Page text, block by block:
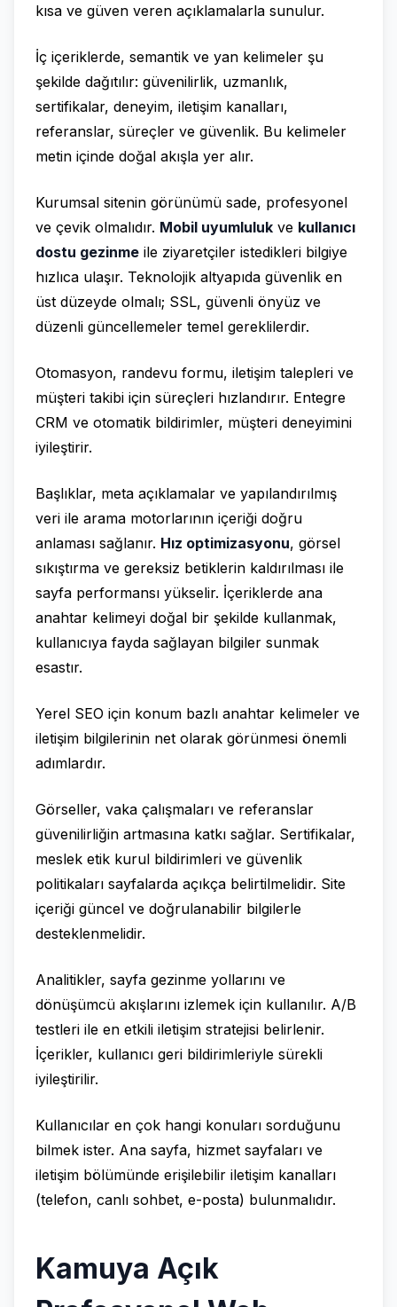
kısa ve güven veren açıklamalarla sunulur.
İç içeriklerde, semantik ve yan kelimeler şu
şekilde dağıtılır: güvenilirlik, uzmanlık,
sertifikalar, deneyim, iletişim kanalları,
referanslar, süreçler ve güvenlik. Bu kelimeler
metin içinde doğal akışla yer alır.
Kurumsal sitenin görünümü sade, profesyonel
ve çevik olmalıdır. Mobil uyumluluk ve kullanıcı
dostu gezinme ile ziyaretçiler istedikleri bilgiye
hızlıca ulaşır. Teknolojik altyapıda güvenlik en
üst düzeyde olmalı; SSL, güvenli önyüz ve
düzenli güncellemeler temel gereklilerdir.
Otomasyon, randevu formu, iletişim talepleri ve
müşteri takibi için süreçleri hızlandırır. Entegre
CRM ve otomatik bildirimler, müşteri deneyimini
iyileştirir.
Başlıklar, meta açıklamalar ve yapılandırılmış
veri ile arama motorlarının içeriği doğru
anlaması sağlanır. Hız optimizasyonu, görsel
sıkıştırma ve gereksiz betiklerin kaldırılması ile
sayfa performansı yükselir. İçeriklerde ana
anahtar kelimeyi doğal bir şekilde kullanmak,
kullanıcıya fayda sağlayan bilgiler sunmak
esastır.
Yerel SEO için konum bazlı anahtar kelimeler ve
iletişim bilgilerinin net olarak görünmesi önemli
adımlardır.
Görseller, vaka çalışmaları ve referanslar
güvenilirliğin artmasına katkı sağlar. Sertifikalar,
meslek etik kurul bildirimleri ve güvenlik
politikaları sayfalarda açıkça belirtilmelidir. Site
içeriği güncel ve doğrulanabilir bilgilerle
desteklenmelidir.
Analitikler, sayfa gezinme yollarını ve
dönüşümcü akışlarını izlemek için kullanılır. A/B
testleri ile en etkili iletişim stratejisi belirlenir.
İçerikler, kullanıcı geri bildirimleriyle sürekli
iyileştirilir.
Kullanıcılar en çok hangi konuları sorduğunu
bilmek ister. Ana sayfa, hizmet sayfaları ve
iletişim bölümünde erişilebilir iletişim kanalları
(telefon, canlı sohbet, e-posta) bulunmalıdır.
Kamuya Açık